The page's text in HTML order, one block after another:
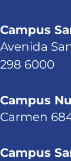
Campus
Avenida
298 6000
Campus
Carmen
Campus